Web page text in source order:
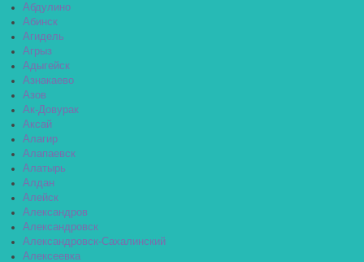
Абдулино
Абинск
Агидель
Агрыз
Адыгейск
Азнакаево
Азов
Ак-Довурак
Аксай
Алагир
Алапаевск
Алатырь
Алдан
Алейск
Александров
Александровск
Александровск-Сахалинский
Алексеевка